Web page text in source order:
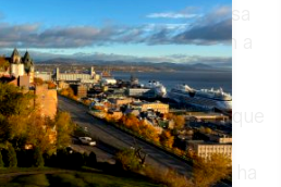
mejor, con lo que la tasa
a la mitad en relación a
ha reconocido que
no vamos bien, ni
ha precisado,Andalucíaha